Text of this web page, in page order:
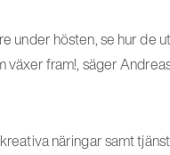
under hösten, se hur de
växer fram!, säger
näringar samt